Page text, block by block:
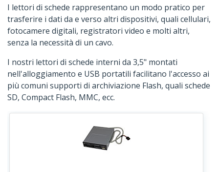
I lettori di schede rappresentano un modo pratico per
trasferire i dati da e verso altri dispositivi, quali cellulari,
fotocamere digitali, registratori video e molti altri,
senza la necessità di un cavo.
I nostri lettori di schede interni da 3,5" montati
nell'alloggiamento e USB portatili facilitano l'accesso ai
più comuni supporti di archiviazione Flash, quali schede
SD, Compact Flash, MMC, ecc.